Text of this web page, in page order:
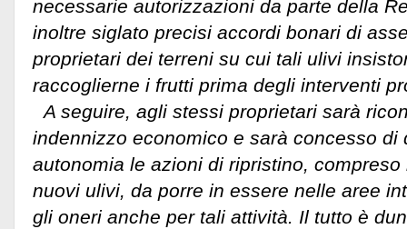
necessarie autorizzazioni da parte della
inoltre siglato precisi accordi bonari di
proprietari dei terreni su cui tali ulivi
raccoglierne i frutti prima degli interventi
A seguire, agli stessi proprietari sarà
indennizzo economico e sarà concesso di
autonomia le azioni di ripristino, compreso
nuovi ulivi, da porre in essere nelle aree
gli oneri anche per tali attività. Il tutto è